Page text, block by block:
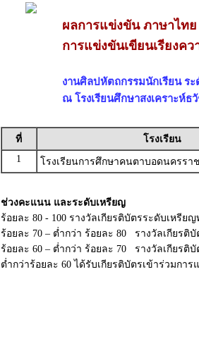
ผลการแข่งขัน ภาษาไทย
การแข่งขันเขียนเรียงค
งานศิลปหัตถกรรมนักเรียน ระ
ณ โรงเรียนศึกษาสงเคราะห์ธ
ที่ โรงเรียน
1
โรงเรียนการศึกษาคนตาบอดนครรา
ช่วงคะแนน และระดับเหรียญ
ร้อยละ 80 - 100 รางวัลเกียรติบัตรระดับเหรียญ
ร้อยละ 70 – ต่ำกว่า ร้อยละ 80 รางวัลเกียรติ
ร้อยละ 60 – ต่ำกว่า ร้อยละ 70 รางวัลเกียรติ
ต่ำกว่าร้อยละ 60 ได้รับเกียรติบัตรเข้าร่วมการ